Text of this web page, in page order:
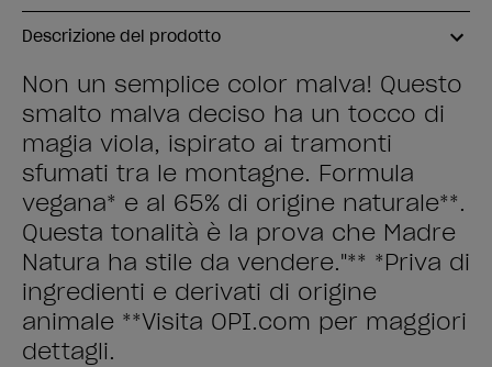
Descrizione del prodotto
Non un semplice color malva! Questo
smalto malva deciso ha un tocco di
magia viola, ispirato ai tramonti
sfumati tra le montagne. Formula
vegana* e al 65% di origine naturale**.
Questa tonalità è la prova che Madre
Natura ha stile da vendere."** *Priva di
ingredienti e derivati di origine
animale **Visita OPI.com per maggiori
dettagli.